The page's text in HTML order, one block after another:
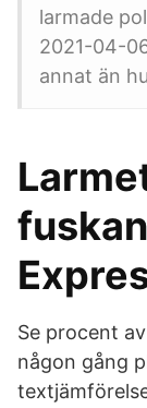
larmade
2021-04-
annat än
Se procent
någon gång